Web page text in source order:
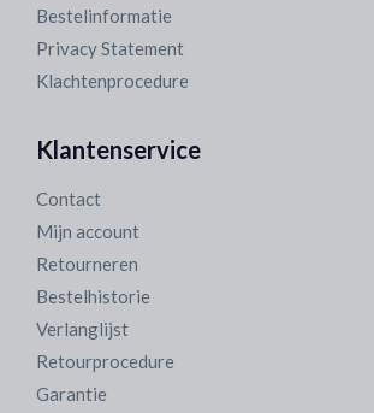
Bestelinformatie
Privacy Statement
Klachtenprocedure
Klantenservice
Contact
Mijn account
Retourneren
Bestelhistorie
Verlanglijst
Retourprocedure
Garantie